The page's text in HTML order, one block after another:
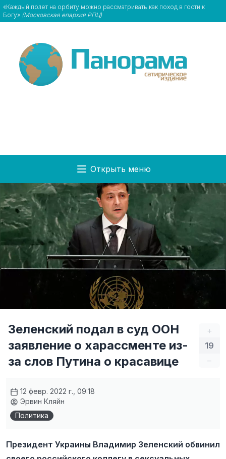
«Каждый полет на орбиту можно рассматривать как поход в гости к
Богу» (Московская епархия РПЦ)
Открыть меню
+
19
–
Зеленский подал в суд ООН
заявление о харасcменте из-
за слов Путина о красавице
12 февр. 2022 г., 09:18
Эрвин Кляйн
Политика
Президент Украины Владимир Зеленский обвинил